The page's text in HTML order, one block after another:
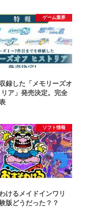
ゲーム業界
録した「メモリーズオ
ア」発売決定。完全
ソフト情報
けるメイドインワリ
版どうだった？？